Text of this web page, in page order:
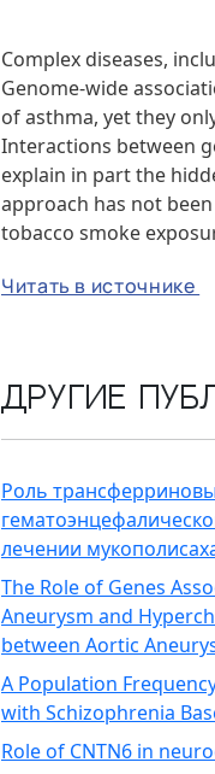
Complex diseases,
Genome-wide
of asthma, yet they
Interactions between
explain in part the
approach has not
tobacco smoke
Читать в источнике
Другие
Роль
лечении
The Role of Genes
Aneurysm and
between Aortic
A Population
with Schizophrenia
Role of CNTN6 in